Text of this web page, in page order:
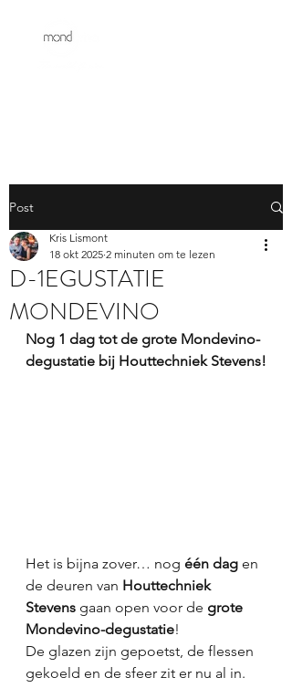
Post
D-1EGUSTATIE
MONDEVINO
Kris Lismont
18 okt 2025 2 minuten om te lezen
Nog 1 dag tot de grote Mondevino-
degustatie bij Houttechniek Stevens!
Het is bijna zover… nog één dag en
de deuren van Houttechniek
Stevens gaan open voor de grote
Mondevino-degustatie!
De glazen zijn gepoetst, de flessen
gekoeld en de sfeer zit er nu al in.